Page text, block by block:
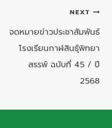
NEXT
จดหมายข่าวประชาสัมพันธ์
โรงเรียนกาฬสินธุ์พิทยา
สรรพ์ ฉบับที่ 45 / ปี
2568